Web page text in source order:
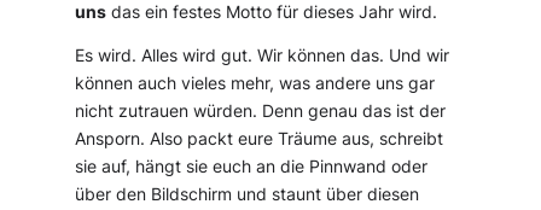
uns das ein festes Motto für dieses Jahr wird.
Es wird. Alles wird gut. Wir können das. Und wir
können auch vieles mehr, was andere uns gar
nicht zutrauen würden. Denn genau das ist der
Ansporn. Also packt eure Träume aus, schreibt
sie auf, hängt sie euch an die Pinnwand oder
über den Bildschirm und staunt über diesen